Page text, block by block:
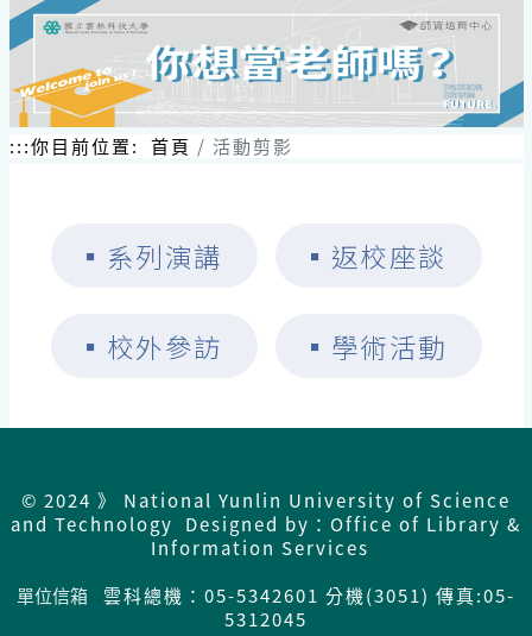
:::你目前位置: 首頁 活動剪影
▪ 系列演講 ▪ 返校座談
▪ 校外參訪 ▪ 學術活動
© 2024 》 National Yunlin University of Science
and Technology Designed by：Office of Library &
Information Services
單位信箱
雲科總機：05-5342601 分機(3051) 傳真:05-
5312045